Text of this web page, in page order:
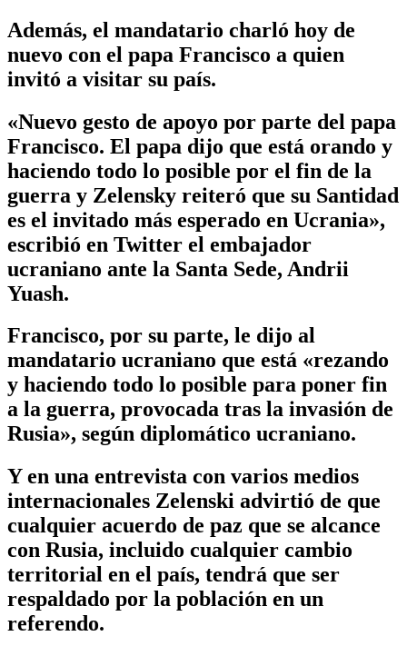
Además, el mandatario charló hoy de
nuevo con el papa Francisco a quien
invitó a visitar su país.
«Nuevo gesto de apoyo por parte del papa
Francisco. El papa dijo que está orando y
haciendo todo lo posible por el fin de la
guerra y Zelensky reiteró que su Santidad
es el invitado más esperado en Ucrania»,
escribió en Twitter el embajador
ucraniano ante la Santa Sede, Andrii
Yuash.
Francisco, por su parte, le dijo al
mandatario ucraniano que está «rezando
y haciendo todo lo posible para poner fin
a la guerra, provocada tras la invasión de
Rusia», según diplomático ucraniano.
Y en una entrevista con varios medios
internacionales Zelenski advirtió de que
cualquier acuerdo de paz que se alcance
con Rusia, incluido cualquier cambio
territorial en el país, tendrá que ser
respaldado por la población en un
referendo.